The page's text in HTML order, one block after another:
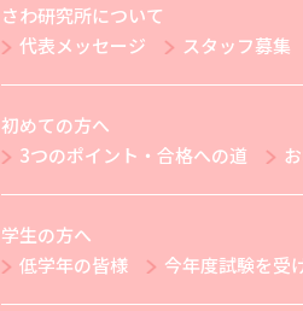
さわ研究所について
代表メッセージ
スタッフ募集
初めての方へ
3つのポイント・合格への道
学生の方へ
低学年の皆様
今年度試験を受